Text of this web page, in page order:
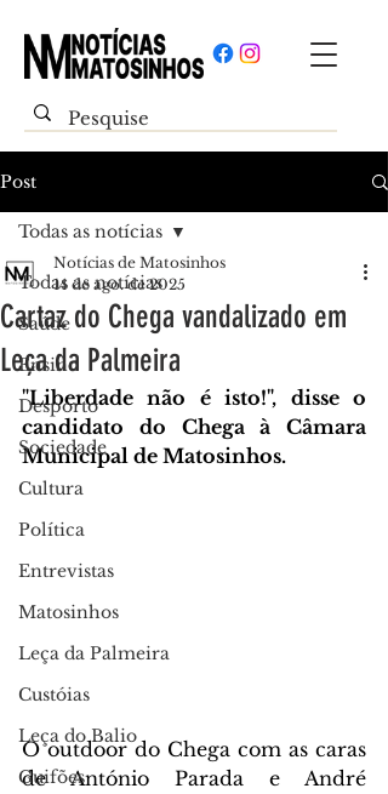
Post
Todas as notícias
Saúde
Ensino
Desporto
Sociedade
Cultura
Política
Entrevistas
Matosinhos
Leça da Palmeira
Custóias
Leça do Balio
Guifões
Todas as notícias
Cartaz do Chega vandalizado em
Leça da Palmeira
Notícias de Matosinhos
14 de ago. de 2025
"Liberdade não é isto!", disse o
candidato do Chega à Câmara
Municipal de Matosinhos.
O outdoor do Chega com as caras
de António Parada e André